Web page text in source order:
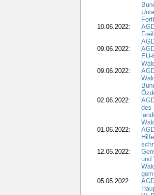
10.06.2022:
09.06.2022:
09.06.2022:
02.06.2022:
des
01.06.2022:
12.05.2022:
und
05.05.2022: